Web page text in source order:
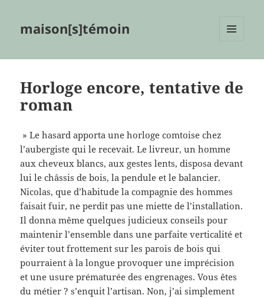
maison[s]témoin
Horloge encore, tentative de
roman
» Le hasard apporta une horloge comtoise chez
l’aubergiste qui le recevait. Le livreur, un homme
aux cheveux blancs, aux gestes lents, disposa devant
lui le châssis de bois, la pendule et le balancier.
Nicolas, que d’habitude la compagnie des hommes
faisait fuir, ne perdit pas une miette de l’installation.
Il donna même quelques judicieux conseils pour
maintenir l’ensemble dans une parfaite verticalité et
éviter tout frottement sur les parois de bois qui
pourraient à la longue provoquer une imprécision
et une usure prématurée des engrenages. Vous êtes
du métier ? s’enquit l’artisan. Non, j’ai simplement